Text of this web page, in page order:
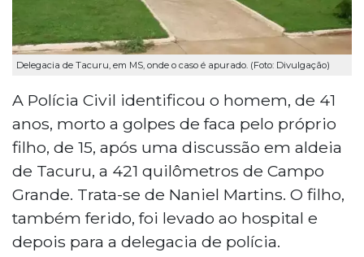
Delegacia de Tacuru, em MS, onde o caso é apurado. (Foto: Divulgação)
A Polícia Civil identificou o homem, de 41
anos, morto a golpes de faca pelo próprio
filho, de 15, após uma discussão em aldeia
de Tacuru, a 421 quilômetros de Campo
Grande. Trata-se de Naniel Martins. O filho,
também ferido, foi levado ao hospital e
depois para a delegacia de polícia.